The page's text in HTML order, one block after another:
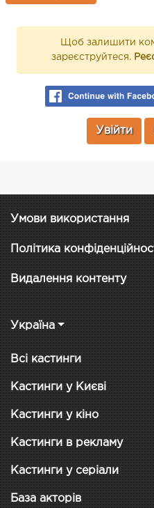
Щоб залишити
зареєструйтеся.
Увійти
Умови використання
Політика
Видалення контенту
Україна
Всі кастинги
Кастинги у Києві
Кастинги у кіно
Кастинги в рекламу
Кастинги у серіали
База акторів